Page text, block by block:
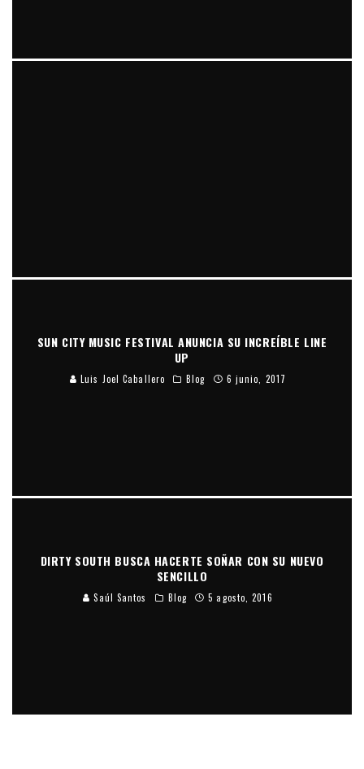
DIRTY SOUTH PRESENTA XV, SU NUEVA OBRA DE ARTE
SUN CITY MUSIC FESTIVAL ANUNCIA SU INCREÍBLE LINE
UP
Luis Joel Caballero Blog 6 junio, 2017
DIRTY SOUTH BUSCA HACERTE SOÑAR CON SU NUEVO
SENCILLO
Saúl Santos Blog 5 agosto, 2016